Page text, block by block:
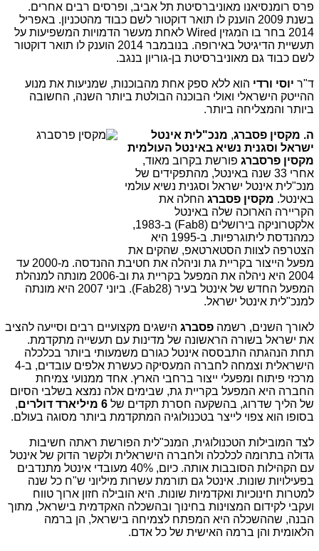
פרס רומנסיאנו מאוניברסיטת תל אביב, ופרסים רבים אחרים.
בשנת 2009 הוענק לו תואר דוקטור לשם כבוד מהטכניון. באפריל
2014 בחר בו המגזין Wired לאחת מעשר הדמויות המשפיעות על
תעשיית הדיגיטל באירופה. בנובמבר 2014 הוענק לו תואר דוקטור
לשם כבוד גם מאוניברסיטת בן-גוריון בנגב.
ד"ר יוסי ורדי הוא ללא ספק אחת מהבוכנות, שמניעות את מנוע
ההייטק הישראלי ואולי הבוכנה הבולטת ביותר השנה, החשובה
ביותר והמצליחה ביותר.
ה. מקסין פסברג, מנכ"לית אינטל
ישראל וסגנית נשיא באינטל העולמית
מקסין פרסברג פורשת בקרוב מאוד,
אחרי 33 שנה באינטל, מהתפקידים של
מנכ"לית אינטל ישראל וסגנית נשיא עולמי
באינטל. מקסין פסברג החלה את
הקריירה הארוכה שלה באינטל
אלקטרוניקה בירושלים (Fab8)
ב-1983,
כמהנדסת ליתוגרפיות. ב-1995 היא
הצטרפה לצוות הסטארטאפ, שהקים את
מפעל הייצור בקריית גת וניהלה את חטיבת ההנדסה.
מ-2000 עד
2004 היא ניהלה את המפעל בקריית גת וב-2006 מונתה למנהלת
המפעל החדש של אינטל בעיר (Fab28)
. ביוני 2007 היא מונתה
למנכ"לית אינטל ישראל.
לאורך השנים, רשמה פסברג הישגים מקצועיים רבים וסייעה להציב
את ישראל בשורה הראשונה של מדינות עם תעשייה מתקדמת.
תחת הנהגתה התבססה אינטל כגורם משמעותי ביותר בכלכלה
הישראלית וצמחה לחברה המעסיקה כעשרת אלפים עובדים, ב-4
מרכזי פיתוח ומפעלי ייצור ברחבי הארץ. אחד ממנועי צמיחת
החברה היא המפעל בקריית גת, שבימים אלה נמצא בשלבי הסיום
של הליך שדרוג, בהשקעה חסרת תקדים של 6 מיליארד דולרים
,
בסופו הוא צפוי לייצר בטכנולוגיה המתקדמת ביותר מסוגה בעולם.
לצד המובילות הטכנולוגית, המנכ"לית הפורשת ראתה חשיבות
גדולה בתרומה לכלכלה ולחברה הישראלית ולקשר הדוק של אינטל
עם הקהילות הסובבות אותה. כיום, 40% מעובדי אינטל מתנדבים
בפעילויות שונות. אינטל גם תורמת עשרות מיליוני ש"ח כל שנה
למטרות חינוכיות ואקדמיות שונות. היא הובילה חזון ארוך טווח
ועקבי לקידום המצוינות בחינוך ובהשכלה האקדמית בישראל, מתוך
הבנה, שההשכלה היא המפתח לצמיחה בישראל, הן ברמה
הלאומית והן ברמה האישית של כל אדם.